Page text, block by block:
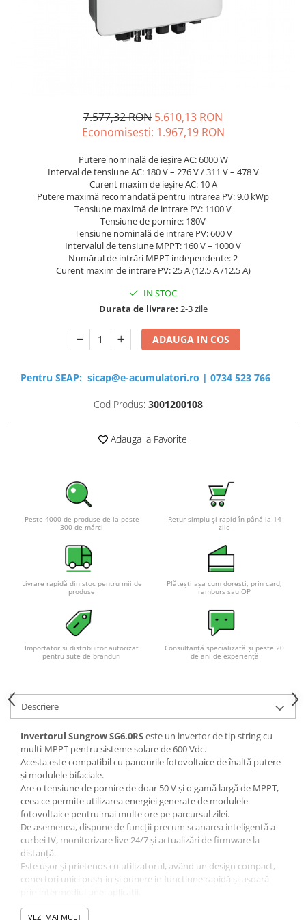
Sisteme de management (BMS)
Redresoare, incarcatoare si testere
7.577,32 RON 5.610,13 RON
Economisesti: 1.967,19 RON
Putere nominală de ieșire AC: 6000 W
Interval de tensiune AC: 180 V – 276 V / 311 V – 478 V
Curent maxim de ieșire AC: 10 A
Putere maximă recomandată pentru intrarea PV: 9.0 kWp
Tensiune maximă de intrare PV: 1100 V
Tensiune de pornire: 180V
Tensiune nominală de intrare PV: 600 V
Intervalul de tensiune MPPT: 160 V – 1000 V
Numărul de intrări MPPT independente: 2
Curent maxim de intrare PV: 25 A (12.5 A /12.5 A)
IN STOC
Durata de livrare: 2-3 zile
ADAUGA IN COS
Pentru SEAP: sicap@e-acumulatori.ro | 0734 523 766
Cod Produs: 3001200108
Adauga la Favorite
Peste 4000 de produse de la peste
300 de mărci
Retur simplu și rapid în până la 14
zile
Livrare rapidă din stoc pentru mii de
produse
Plătești așa cum dorești, prin card,
ramburs sau OP
Importator și distribuitor autorizat
pentru sute de branduri
Consultanță specializată și peste 20
de ani de experiență
Descriere
Invertorul Sungrow SG6.0RSeste un invertor de tip string cu
multi-MPPT pentru sisteme solare de 600 Vdc.
Acesta este compatibil cu panourile fotovoltaice de înaltă putere
și modulele bifaciale.
Are o tensiune de pornire de doar 50 V și o gamă largă de MPPT,
ceea ce permite utilizarea energiei generate de modulele
fotovoltaice pentru mai multe ore pe parcursul zilei.
De asemenea, dispune de funcții precum scanarea inteligentă a
curbei IV, monitorizare live 24/7 și actualizări de firmware la
distanță.
Este ușor și prietenos cu utilizatorul, având un design compact,
conectori unici push-in și punere in functiune rapidă și ușoară
VEZI MAI MULT